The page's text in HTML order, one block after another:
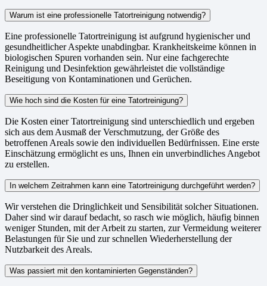
Warum ist eine professionelle Tatortreinigung notwendig?
Eine professionelle Tatortreinigung ist aufgrund hygienischer und
gesundheitlicher Aspekte unabdingbar. Krankheitskeime können in
biologischen Spuren vorhanden sein. Nur eine fachgerechte
Reinigung und Desinfektion gewährleistet die vollständige
Beseitigung von Kontaminationen und Gerüchen.
Wie hoch sind die Kosten für eine Tatortreinigung?
Die Kosten einer Tatortreinigung sind unterschiedlich und ergeben
sich aus dem Ausmaß der Verschmutzung, der Größe des
betroffenen Areals sowie den individuellen Bedürfnissen. Eine erste
Einschätzung ermöglicht es uns, Ihnen ein unverbindliches Angebot
zu erstellen.
In welchem Zeitrahmen kann eine Tatortreinigung durchgeführt werden?
Wir verstehen die Dringlichkeit und Sensibilität solcher Situationen.
Daher sind wir darauf bedacht, so rasch wie möglich, häufig binnen
weniger Stunden, mit der Arbeit zu starten, zur Vermeidung weiterer
Belastungen für Sie und zur schnellen Wiederherstellung der
Nutzbarkeit des Areals.
Was passiert mit den kontaminierten Gegenständen?